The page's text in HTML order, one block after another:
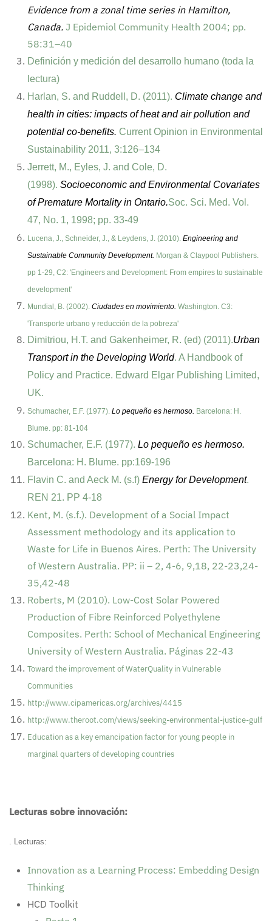
Evidence from a zonal time series in Hamilton,
Canada. J Epidemiol Community Health 2004; pp.
58:31–40
Definición y medición del desarrollo humano (toda la
lectura)
Harlan, S. and Ruddell, D. (2011). Climate change and
health in cities: impacts of heat and air pollution and
potential co-benefits. Current Opinion in Environmental
Sustainability 2011, 3:126–134
Jerrett, M., Eyles, J. and Cole, D.
(1998). Socioeconomic and Environmental Covariates
of Premature Mortality in Ontario.Soc. Sci. Med. Vol.
47, No. 1, 1998; pp. 33-49
Lucena, J., Schneider, J., & Leydens, J. (2010). Engineering and
Sustainable Community Development. Morgan & Claypool Publishers.
pp 1-29, C2: 'Engineers and Development: From empires to sustainable
development'
Mundial, B. (2002). Ciudades en movimiento. Washington. C3:
'Transporte urbano y reducción de la pobreza'
Dimitriou, H.T. and Gakenheimer, R. (ed) (2011).Urban
Transport in the Developing World. A Handbook of
Policy and Practice. Edward Elgar Publishing Limited,
UK.
Schumacher, E.F. (1977). Lo pequeño es hermoso. Barcelona: H.
Blume. pp: 81-104
Schumacher, E.F. (1977). Lo pequeño es hermoso.
Barcelona: H. Blume. pp:169-196
Flavin C. and Aeck M. (s.f) Energy for Development.
REN 21. PP 4-18
Kent, M. (s.f.). Development of a Social Impact
Assessment methodology and its application to
Waste for Life in Buenos Aires. Perth: The University
of Western Australia. PP: ii – 2, 4-6, 9,18, 22-23,24-
35,42-48
Roberts, M (2010). Low-Cost Solar Powered
Production of Fibre Reinforced Polyethylene
Composites. Perth: School of Mechanical Engineering
University of Western Australia. Páginas 22-43
Toward the improvement of WaterQuality in Vulnerable
Communities
http://www.cipamericas.org/archives/4415
http://www.theroot.com/views/seeking-environmental-justice-gulf
Education as a key emancipation factor for young people in
marginal quarters of developing countries
Lecturas sobre innovación:
. Lecturas:
Innovation as a Learning Process: Embedding Design
Thinking
HCD Toolkit